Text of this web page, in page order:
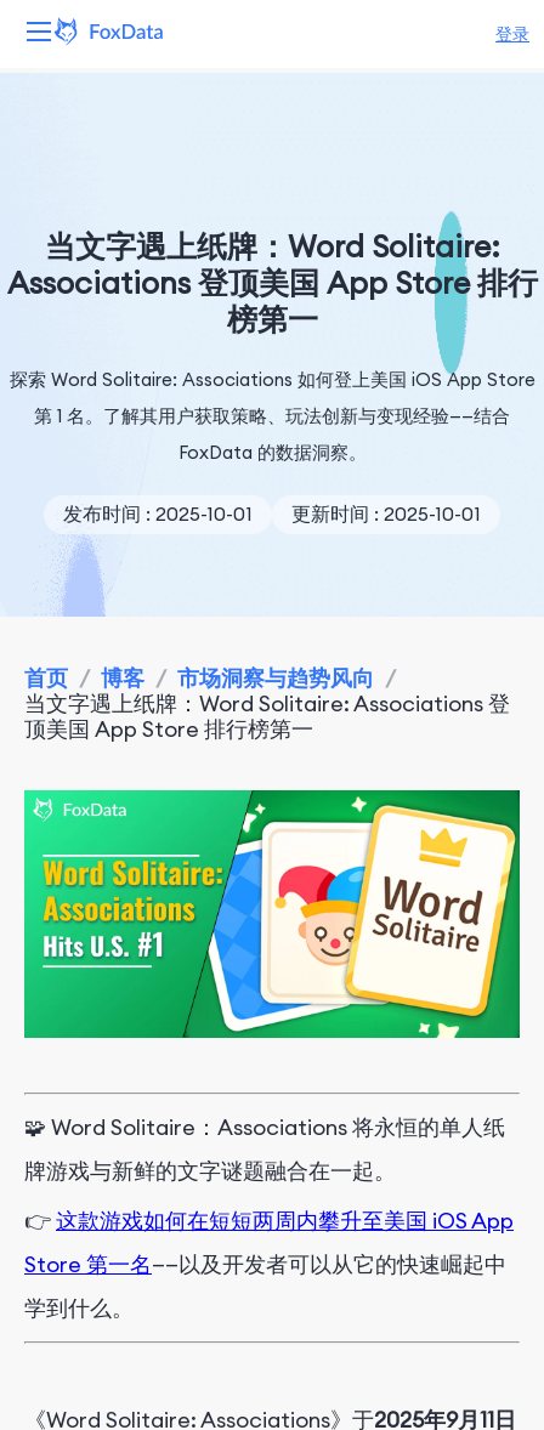
登录
解决方案
资源
公司
当文字遇上纸牌：Word Solitaire:
Associations 登顶美国 App Store 排行
榜第一
探索 Word Solitaire: Associations 如何登上美国 iOS App Store
第 1 名。了解其用户获取策略、玩法创新与变现经验——结合
FoxData 的数据洞察。
发布时间 : 2025-10-01 更新时间 : 2025-10-01
首页 / 博客 / 市场洞察与趋势风向 /
当文字遇上纸牌：Word Solitaire: Associations 登
顶美国 App Store 排行榜第一
🧩 Word Solitaire：Associations 将永恒的单人纸
牌游戏与新鲜的文字谜题融合在一起。
👉这款游戏如何在短短两周内攀升至美国 iOS App
Store 第一名——以及开发者可以从它的快速崛起中
学到什么。
《Word Solitaire: Associations》于2025年9月11日